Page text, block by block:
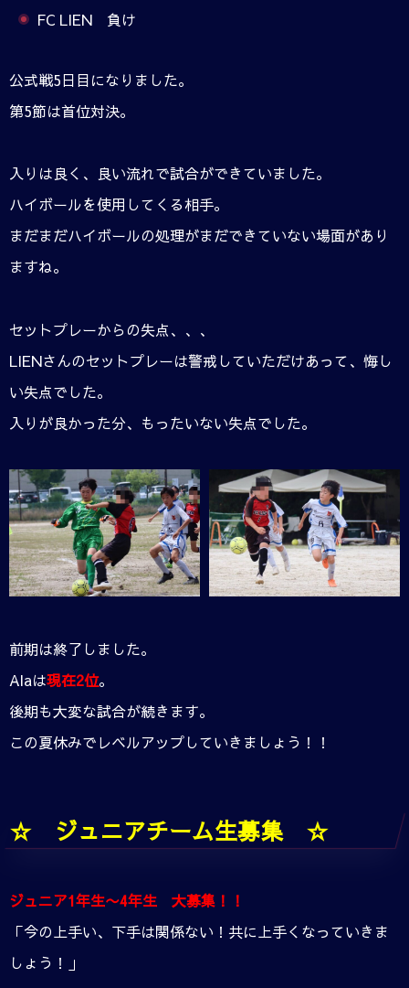
FC LIEN 負け
公式戦5日目になりました。
第5節は首位対決。
入りは良く、良い流れで試合ができていました。
ハイボールを使用してくる相手。
まだまだハイボールの処理がまだできていない場面があり
ますね。
セットプレーからの失点、、、
LIENさんのセットプレーは警戒していただけあって、悔し
い失点でした。
入りが良かった分、もったいない失点でした。
前期は終了しました。
Alaは現在2位。
後期も大変な試合が続きます。
この夏休みでレベルアップしていきましょう！！
☆ ジュニアチーム生募集 ☆
ジュニア1年生〜4年生 大募集！！
「今の上手い、下手は関係ない！共に上手くなっていきま
しょう！」